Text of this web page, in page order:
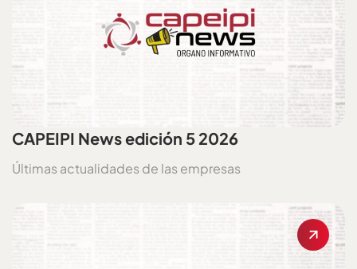
CAPEIPI News edición 5 2026
Últimas actualidades de las empresas